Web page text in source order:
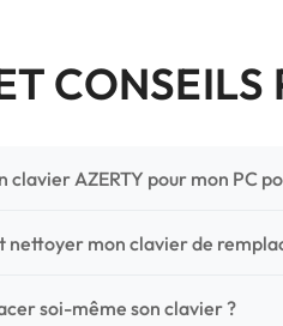
CONSEILS
clavier AZERTY pour mon PC
vérifiez trois points critiques
mon clavier de
la vie de vos touches.
soi-même son clavier ?